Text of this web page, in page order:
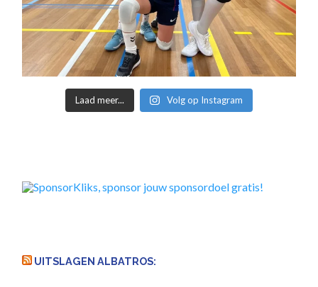
Laad meer... Volg op Instagram
UITSLAGEN ALBATROS: